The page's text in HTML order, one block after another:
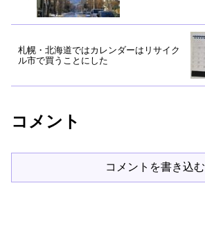
札幌・北海道ではカレンダーはリサイク
ル市で買うことにした
コメント
コメントを書き込む